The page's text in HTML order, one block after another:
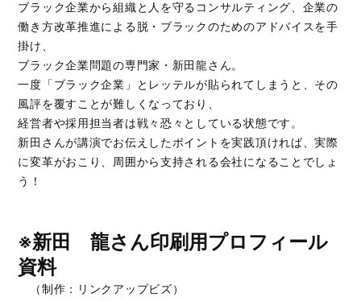
ブラック企業から組織と人を守るコンサルティング、企業の
働き方改革推進による脱・ブラックのためのアドバイスを手
掛け、
ブラック企業問題の専門家・新田龍さん。
一度「ブラック企業」とレッテルが貼られてしまうと、その
風評を覆すことが難しくなっており、
経営者や採用担当者は戦々恐々としている状態です。
新田さんが講演でお伝えしたポイントを実践頂ければ、実際
に変革がおこり、周囲から支持される会社になることでしょ
う！
※新田 龍さん印刷用プロフィール
資料
（制作：リンクアップビズ）